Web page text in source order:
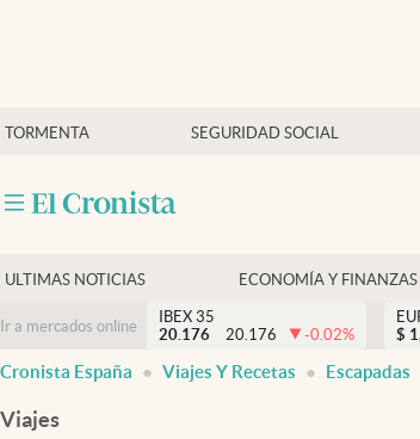
TORMENTA SEGURIDAD SOCIAL
Economía y finanzas
Criptomonedas
ULTIMAS NOTICIAS ECONOMÍA Y FINANZAS
Ir a mercados online
IBEX 35
20.176
20.176 -0.02%
$
Cronista España Viajes Y Recetas Escapadas
Viajes